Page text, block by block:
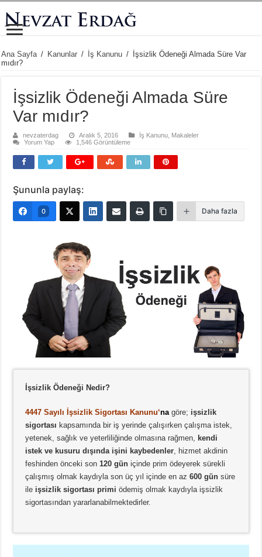
Ana Sayfa / Kanunlar / İş Kanunu /
İşsizlik Ödeneği Almada Süre Var
mıdır?
İşsizlik Ödeneği Almada Süre
Var mıdır?
nevzaterdag Aralık 5, 2016 İş Kanunu Makaleler
Yorum Yap
1,546 Görüntüleme
Şununla paylaş:
0 Daha fazla
İşsizlik Ödeneği Nedir?
4447 Sayılı İşsizlik Sigortası Kanunu‘na göre; işsizlik
sigortası kapsamında bir iş yerinde çalışırken çalışma istek,
yetenek, sağlık ve yeterliliğinde olmasına rağmen,
kendi
istek ve kusuru dışında işini kaybedenler , hizmet akdinin
feshinden önceki son 120 gün içinde prim ödeyerek sürekli
çalışmış olmak kaydıyla son üç yıl içinde en az600 gün süre
ile işsizlik sigortası primi ödemiş olmak kaydıyla işsizlik
sigortasından yararlanabilmektedirler.